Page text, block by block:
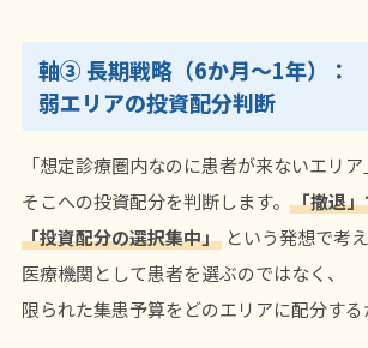
軸③ 長期戦略（6か月〜1年）：
弱エリアの投資配分判断
「想定診療圏内なのに患者が来ないエリア
そこへの投資配分を判断します。 「撤退
「投資配分の選択集中」 という発想で考
医療機関として患者を選ぶのではなく、
限られた集患予算をどのエリアに配分する